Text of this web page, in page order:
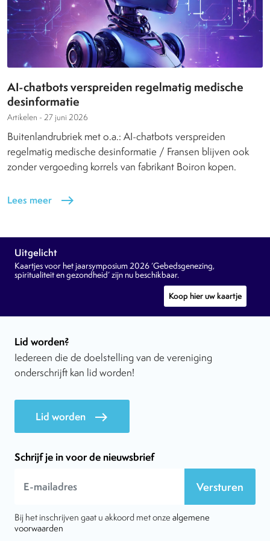
AI-chatbots verspreiden regelmatig medische
desinformatie
Artikelen - 27 juni 2026
Buitenlandrubriek met o.a.: AI-chatbots verspreiden
regelmatig medische desinformatie / Fransen blijven ook
zonder vergoeding korrels van fabrikant Boiron kopen.
Lees meer east
Uitgelicht
Kaartjes voor het jaarsymposium 2026 ‘Gebedsgenezing,
spiritualiteit en gezondheid’ zijn nu beschikbaar.
Koop hier uw kaartje
Lid worden?
Iedereen die de doelstelling van de vereniging
onderschrijft kan lid worden!
Lid worden east
Schrijf je in voor de nieuwsbrief
Versturen
Bij het inschrijven gaat u akkoord met onze algemene
voorwaarden